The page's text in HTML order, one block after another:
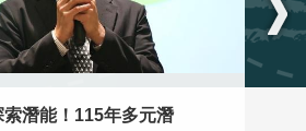
潛能！115年多元潛